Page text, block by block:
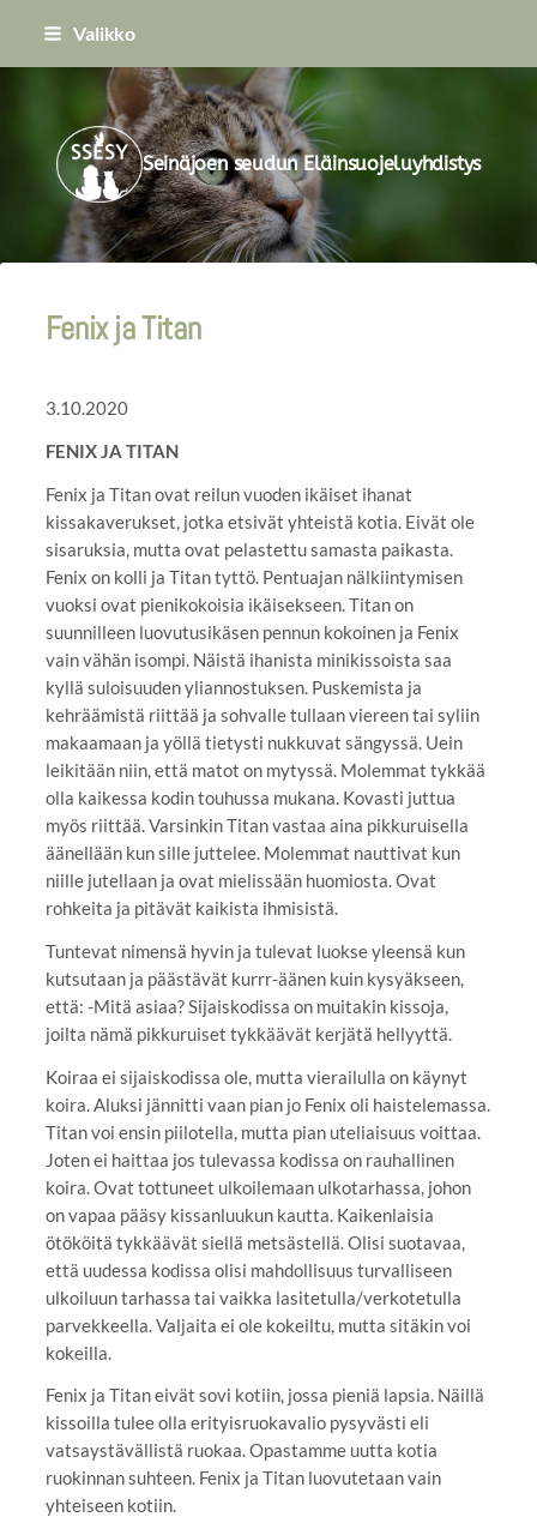
Siirry
Valikko
Seinäjoen seudun Eläinsuojeluyhdistys
Fenix ja Titan
3.10.2020
FENIX JA TITAN
Fenix ja Titan ovat reilun vuoden ikäiset ihanat
kissakaverukset, jotka etsivät yhteistä kotia. Eivät ole
sisaruksia, mutta ovat pelastettu samasta paikasta.
Fenix on kolli ja Titan tyttö. Pentuajan nälkiintymisen
vuoksi ovat pienikokoisia ikäisekseen. Titan on
suunnilleen luovutusikäsen pennun kokoinen ja Fenix
vain vähän isompi. Näistä ihanista minikissoista saa
kyllä suloisuuden yliannostuksen. Puskemista ja
kehräämistä riittää ja sohvalle tullaan viereen tai syliin
makaamaan ja yöllä tietysti nukkuvat sängyssä. Uein
leikitään niin, että matot on mytyssä. Molemmat tykkää
olla kaikessa kodin touhussa mukana. Kovasti juttua
myös riittää. Varsinkin Titan vastaa aina pikkuruisella
äänellään kun sille juttelee. Molemmat nauttivat kun
niille jutellaan ja ovat mielissään huomiosta. Ovat
rohkeita ja pitävät kaikista ihmisistä.
Tuntevat nimensä hyvin ja tulevat luokse yleensä kun
kutsutaan ja päästävät kurrr-äänen kuin kysyäkseen,
että: -Mitä asiaa? Sijaiskodissa on muitakin kissoja,
joilta nämä pikkuruiset tykkäävät kerjätä hellyyttä.
Koiraa ei sijaiskodissa ole, mutta vierailulla on käynyt
koira. Aluksi jännitti vaan pian jo Fenix oli haistelemassa.
Titan voi ensin piilotella, mutta pian uteliaisuus voittaa.
Joten ei haittaa jos tulevassa kodissa on rauhallinen
koira. Ovat tottuneet ulkoilemaan ulkotarhassa, johon
on vapaa pääsy kissanluukun kautta. Kaikenlaisia
ötököitä tykkäävät siellä metsästellä. Olisi suotavaa,
että uudessa kodissa olisi mahdollisuus turvalliseen
ulkoiluun tarhassa tai vaikka lasitetulla/verkotetulla
parvekkeella. Valjaita ei ole kokeiltu, mutta sitäkin voi
kokeilla.
Fenix ja Titan eivät sovi kotiin, jossa pieniä lapsia. Näillä
kissoilla tulee olla erityisruokavalio pysyvästi eli
vatsaystävällistä ruokaa. Opastamme uutta kotia
ruokinnan suhteen. Fenix ja Titan luovutetaan vain
yhteiseen kotiin.